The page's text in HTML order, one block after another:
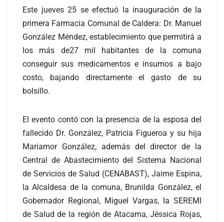
Este jueves 25 se efectuó la inauguración de la
primera Farmacia Comunal de Caldera: Dr. Manuel
González Méndez, establecimiento que permitirá a
los más de27 mil habitantes de la comuna
conseguir sus medicamentos e insumos a bajo
costo, bajando directamente el gasto de su
bolsillo.
El evento contó con la presencia de la esposa del
fallecido Dr. González, Patricia Figueroa y su hija
Mariamor González, además del director de la
Central de Abastecimiento del Sistema Nacional
de Servicios de Salud (CENABAST), Jaime Espina,
la Alcaldesa de la comuna, Brunilda González, el
Gobernador Regional, Miguel Vargas, la SEREMI
de Salud de la región de Atacama, Jéssica Rojas,